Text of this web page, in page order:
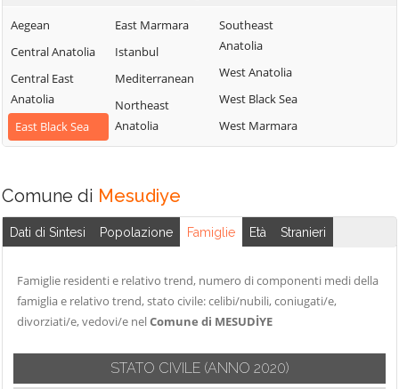
Aegean
Central Anatolia
Central East
Anatolia
East Black Sea
East Marmara
Istanbul
Mediterranean
Northeast
Anatolia
Southeast
Anatolia
West Anatolia
West Black Sea
West Marmara
Comune di Mesudiye
Dati di Sintesi Popolazione Famiglie Età Stranieri
Famiglie residenti e relativo trend, numero di componenti medi della
famiglia e relativo trend, stato civile: celibi/nubili, coniugati/e,
divorziati/e, vedovi/e nelComune di MESUDİYE
STATO CIVILE (ANNO 2020)